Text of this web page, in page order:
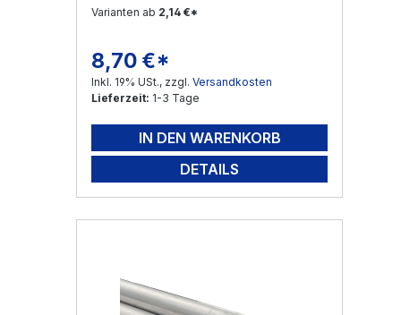
Varianten ab 2,14 €*
Regulärer Preis:
8,70 €*
Inkl. 19% USt., zzgl. Versandkosten
Lieferzeit: 1-3 Tage
IN DEN WARENKORB
DETAILS